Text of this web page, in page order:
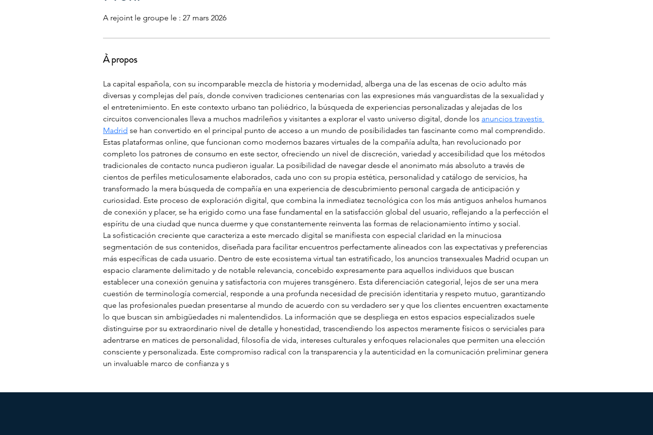
A rejoint le groupe le : 27 mars 2026
À propos
La capital española, con su incomparable mezcla de historia y modernidad, alberga una de las escenas de ocio adulto más
diversas y complejas del país, donde conviven tradiciones centenarias con las expresiones más vanguardistas de la sexualidad y
el entretenimiento. En este contexto urbano tan poliédrico, la búsqueda de experiencias personalizadas y alejadas de los
circuitos convencionales lleva a muchos madrileños y visitantes a explorar el vasto universo digital, donde los anuncios travestis
Madrid se han convertido en el principal punto de acceso a un mundo de posibilidades tan fascinante como mal comprendido.
Estas plataformas online, que funcionan como modernos bazares virtuales de la compañía adulta, han revolucionado por
completo los patrones de consumo en este sector, ofreciendo un nivel de discreción, variedad y accesibilidad que los métodos
tradicionales de contacto nunca pudieron igualar. La posibilidad de navegar desde el anonimato más absoluto a través de
cientos de perfiles meticulosamente elaborados, cada uno con su propia estética, personalidad y catálogo de servicios, ha
transformado la mera búsqueda de compañía en una experiencia de descubrimiento personal cargada de anticipación y
curiosidad. Este proceso de exploración digital, que combina la inmediatez tecnológica con los más antiguos anhelos humanos
de conexión y placer, se ha erigido como una fase fundamental en la satisfacción global del usuario, reflejando a la perfección el
espíritu de una ciudad que nunca duerme y que constantemente reinventa las formas de relacionamiento íntimo y social.
La sofisticación creciente que caracteriza a este mercado digital se manifiesta con especial claridad en la minuciosa
segmentación de sus contenidos, diseñada para facilitar encuentros perfectamente alineados con las expectativas y preferencias
más específicas de cada usuario. Dentro de este ecosistema virtual tan estratificado, los anuncios transexuales Madrid ocupan un
espacio claramente delimitado y de notable relevancia, concebido expresamente para aquellos individuos que buscan
establecer una conexión genuina y satisfactoria con mujeres transgénero. Esta diferenciación categorial, lejos de ser una mera
cuestión de terminología comercial, responde a una profunda necesidad de precisión identitaria y respeto mutuo, garantizando
que las profesionales puedan presentarse al mundo de acuerdo con su verdadero ser y que los clientes encuentren exactamente
lo que buscan sin ambigüedades ni malentendidos. La información que se despliega en estos espacios especializados suele
distinguirse por su extraordinario nivel de detalle y honestidad, trascendiendo los aspectos meramente físicos o serviciales para
adentrarse en matices de personalidad, filosofía de vida, intereses culturales y enfoques relacionales que permiten una elección
consciente y personalizada. Este compromiso radical con la transparencia y la autenticidad en la comunicación preliminar genera
un invaluable marco de confianza y s